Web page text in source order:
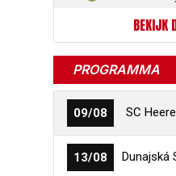
BEKIJK
PROGRAMMA
09/08 SC
13/08 Dunajská